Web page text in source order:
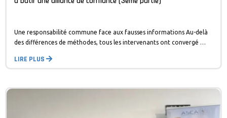
Une responsabilité commune face aux fausses informations Au-delà
des différences de méthodes, tous les intervenants ont convergé …
LIRE PLUS